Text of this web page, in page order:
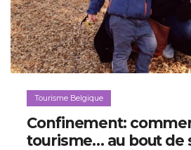
Tourisme Belgique
Confinement:
tourisme… au bout de